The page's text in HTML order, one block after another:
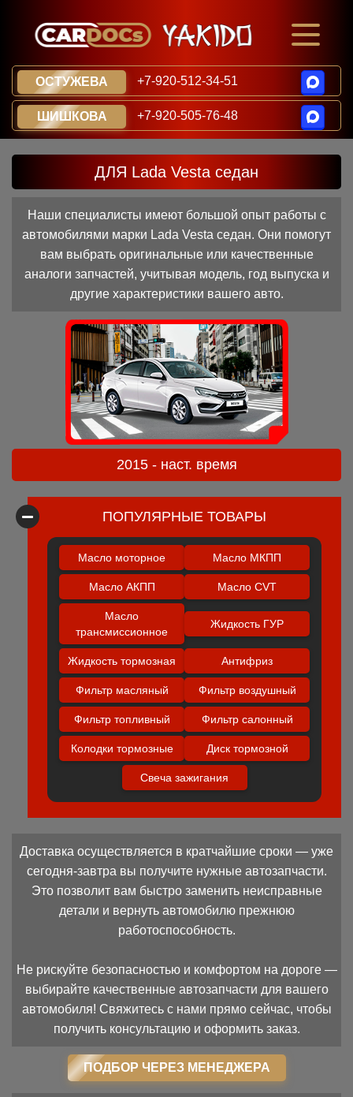
ОСТУЖЕВА +7-920-512-34-51
ШИШКОВА +7-920-505-76-48
ДЛЯ Lada Vesta седан
Наши специалисты имеют большой опыт работы с
автомобилями марки Lada Vesta седан. Они помогут
вам выбрать оригинальные или качественные
аналоги запчастей, учитывая модель, год выпуска и
другие характеристики вашего авто.
2015 - наст. время
ПОПУЛЯРНЫЕ ТОВАРЫ
Масло моторное Масло МКПП
Масло АКПП Масло CVT
Масло
трансмиссионное
Жидкость ГУР
Жидкость тормозная Антифриз
Фильтр масляный Фильтр воздушный
Фильтр топливный Фильтр салонный
Колодки тормозные Диск тормозной
Свеча зажигания
Доставка осуществляется в кратчайшие сроки — уже
сегодня-завтра вы получите нужные автозапчасти.
Это позволит вам быстро заменить неисправные
детали и вернуть автомобилю прежнюю
работоспособность.
Не рискуйте безопасностью и комфортом на дороге —
выбирайте качественные автозапчасти для вашего
автомобиля! Свяжитесь с нами прямо сейчас, чтобы
получить консультацию и оформить заказ.
ПОДБОР ЧЕРЕЗ МЕНЕДЖЕРА